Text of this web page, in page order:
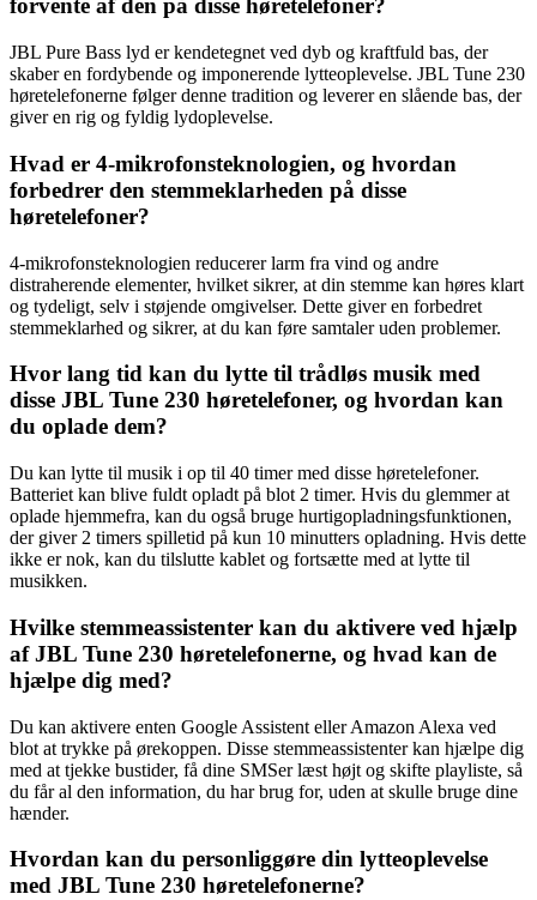
forvente af den på disse høretelefoner?
JBL Pure Bass lyd er kendetegnet ved dyb og kraftfuld bas, der
skaber en fordybende og imponerende lytteoplevelse. JBL Tune 230
høretelefonerne følger denne tradition og leverer en slående bas, der
giver en rig og fyldig lydoplevelse.
Hvad er 4-mikrofonsteknologien, og hvordan
forbedrer den stemmeklarheden på disse
høretelefoner?
4-mikrofonsteknologien reducerer larm fra vind og andre
distraherende elementer, hvilket sikrer, at din stemme kan høres klart
og tydeligt, selv i støjende omgivelser. Dette giver en forbedret
stemmeklarhed og sikrer, at du kan føre samtaler uden problemer.
Hvor lang tid kan du lytte til trådløs musik med
disse JBL Tune 230 høretelefoner, og hvordan kan
du oplade dem?
Du kan lytte til musik i op til 40 timer med disse høretelefoner.
Batteriet kan blive fuldt opladt på blot 2 timer. Hvis du glemmer at
oplade hjemmefra, kan du også bruge hurtigopladningsfunktionen,
der giver 2 timers spilletid på kun 10 minutters opladning. Hvis dette
ikke er nok, kan du tilslutte kablet og fortsætte med at lytte til
musikken.
Hvilke stemmeassistenter kan du aktivere ved hjælp
af JBL Tune 230 høretelefonerne, og hvad kan de
hjælpe dig med?
Du kan aktivere enten Google Assistent eller Amazon Alexa ved
blot at trykke på ørekoppen. Disse stemmeassistenter kan hjælpe dig
med at tjekke bustider, få dine SMSer læst højt og skifte playliste, så
du får al den information, du har brug for, uden at skulle bruge dine
hænder.
Hvordan kan du personliggøre din lytteoplevelse
med JBL Tune 230 høretelefonerne?